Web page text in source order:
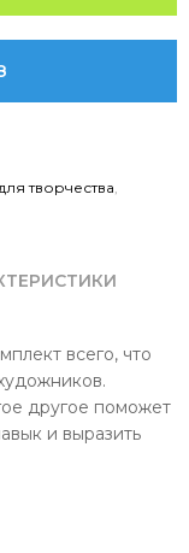
творчества
всего, что
другое поможет
и выразить